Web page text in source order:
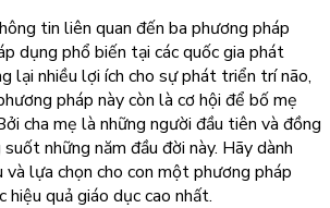
tin liên quan đến ba phương pháp
dụng phổ biến tại các quốc gia phát
lại nhiều lợi ích cho sự phát triển trí não,
pháp này còn là cơ hội để bố mẹ
cha mẹ là những người đầu tiên và đồng
những năm đầu đời này. Hãy dành
lựa chọn cho con một phương pháp
quả giáo dục cao nhất.